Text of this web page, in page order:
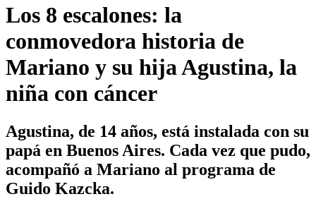
Los 8 escalones: la
conmovedora historia de
Mariano y su hija Agustina, la
niña con cáncer
Agustina, de 14 años, está instalada con su
papá en Buenos Aires. Cada vez que pudo,
acompañó a Mariano al programa de
Guido Kazcka.